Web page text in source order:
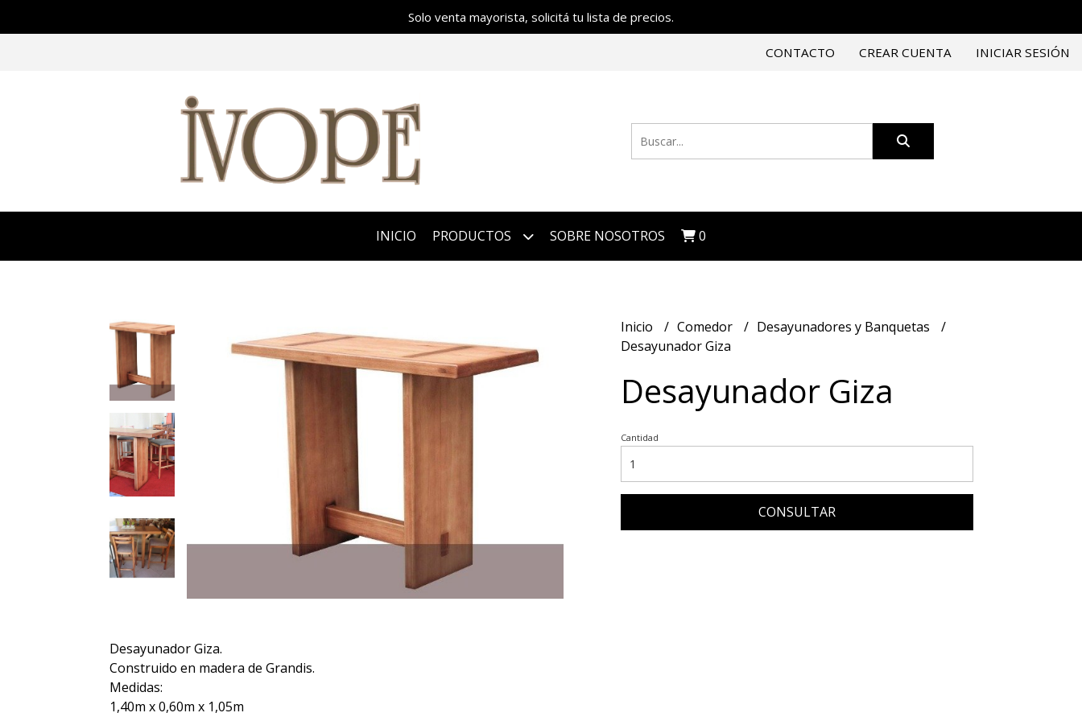
Solo venta mayorista, solicitá tu lista de precios.
CONTACTO CREAR CUENTA INICIAR SESIÓN
INICIO PRODUCTOS SOBRE NOSOTROS 0
Desayunador Giza.
Construido en madera de Grandis.
Medidas:
1,40m x 0,60m x 1,05m
Inicio Comedor
Desayunadores y Banquetas
Desayunador Giza
Desayunador Giza
Cantidad
CONSULTAR